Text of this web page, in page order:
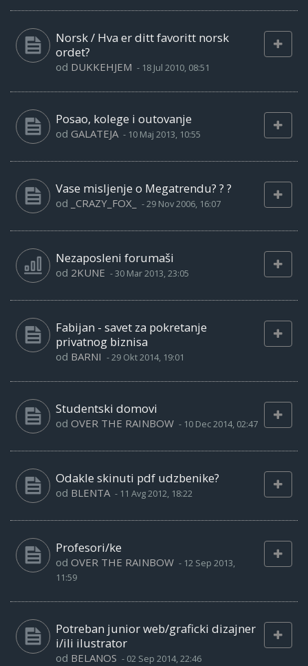
Norsk / Hva er ditt favoritt norsk
ordet?
od DUKKEHJEM - 18 Jul 2010, 08:51
Posao, kolege i outovanje
od GALATEJA - 10 Maj 2013, 10:55
Vase misljenje o Megatrendu? ? ?
od _CRAZY_FOX_ -29 Nov 2006, 16:07
Nezaposleni forumaši
od 2KUNE -30 Mar 2013, 23:05
Fabijan - savet za pokretanje
privatnog biznisa
od BARNI -29 Okt 2014, 19:01
Studentski domovi
od OVER THE RAINBOW - 10 Dec 2014, 02:47
Odakle skinuti pdf udzbenike?
od BLENTA - 11 Avg 2012, 18:22
Profesori/ke
od OVER THE RAINBOW - 12 Sep 2013,
11:59
Potreban junior web/graficki dizajner
i/ili ilustrator
od BELANOS - 02 Sep 2014, 22:46